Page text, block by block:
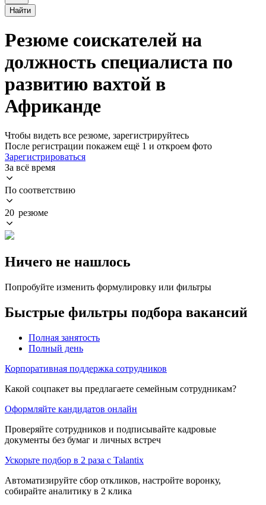
Найти
Резюме соискателей на
должность специалиста по
развитию вахтой в
Африканде
Чтобы видеть все резюме, зарегистрируйтесь
После регистрации покажем ещё 1 и откроем фото
Зарегистрироваться
За всё время
По соответствию
20 резюме
Ничего не нашлось
Попробуйте изменить формулировку или фильтры
Быстрые фильтры подбора вакансий
Полная занятость
Полный день
Корпоративная поддержка сотрудников
Какой соцпакет вы предлагаете семейным сотрудникам?
Оформляйте кандидатов онлайн
Проверяйте сотрудников и подписывайте кадровые
документы без бумаг и личных встреч
Ускорьте подбор в 2 раза с Talantix
Автоматизируйте сбор откликов, настройте воронку,
собирайте аналитику в 2 клика